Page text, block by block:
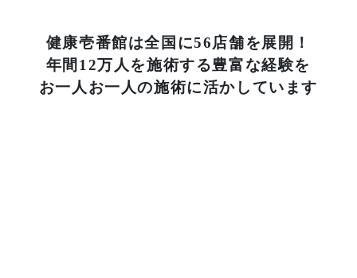
健康壱番館は全国に56店舗を展開！
年間12万人を施術する豊富な経験を
お一人お一人の施術に活かしています